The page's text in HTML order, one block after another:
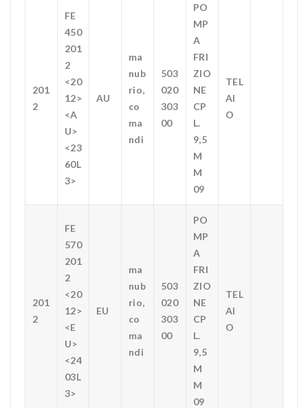
201
2
FE
450
201
2
<20
12>
<A
U>
<23
60L
3>
AU
ma
nub
rio,
co
ma
ndi
503
020
303
00
PO
MP
A
FRI
ZIO
NE
CP
L.
9,5
M
M
09
TEL
AI
O
201
2
FE
570
201
2
<20
12>
<E
U>
<24
03L
3>
EU
ma
nub
rio,
co
ma
ndi
503
020
303
00
PO
MP
A
FRI
ZIO
NE
CP
L.
9,5
M
M
09
TEL
AI
O